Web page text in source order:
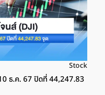
Stock
ธ.ค. 67 ปิดที่ 44,247.83